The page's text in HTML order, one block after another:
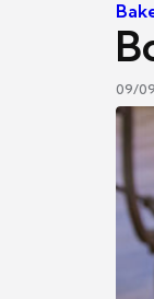
09/